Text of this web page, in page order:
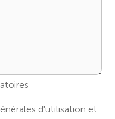
d'utilisation et